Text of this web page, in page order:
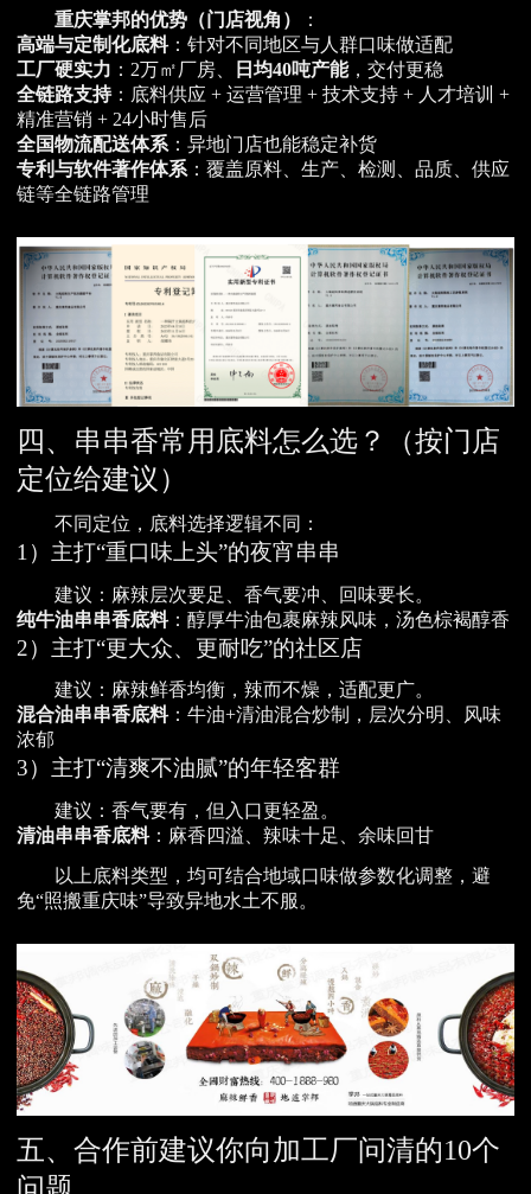
重庆掌邦的优势（门店视角）
：
高端与定制化底料：针对不同地区与人群口味做适配
工厂硬实力 ：2万㎡厂房、 日均40吨产能，交付更稳
全链路支持：底料供应 + 运营管理 + 技术支持 + 人才培训 +
精准营销 + 24小时售后
全国物流配送体系 ：异地门店也能稳定补货
专利与软件著作体系 ：覆盖原料、生产、检测、品质、供应
链等全链路管理
四、串串香常用底料怎么选？（按门店
定位给建议）
不同定位，底料选择逻辑不同：
1）主打“重口味上头”的夜宵串串
建议：麻辣层次要足、香气要冲、回味要长。
纯牛油串串香底料：醇厚牛油包裹麻辣风味，汤色棕褐醇香
2）主打“更大众、更耐吃”的社区店
建议：麻辣鲜香均衡，辣而不燥，适配更广。
混合油串串香底料：牛油+清油混合炒制，层次分明、风味
浓郁
3）主打“清爽不油腻”的年轻客群
建议：香气要有，但入口更轻盈。
清油串串香底料：麻香四溢、辣味十足、余味回甘
以上底料类型，均可结合地域口味做参数化调整，避
免“照搬重庆味”导致异地水土不服。
五、合作前建议你向加工厂问清的10个